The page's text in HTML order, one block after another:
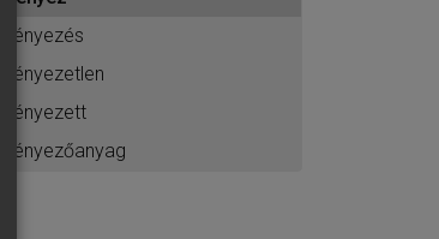
fényezés
fényezetlen
fényezett
fényezőanyag